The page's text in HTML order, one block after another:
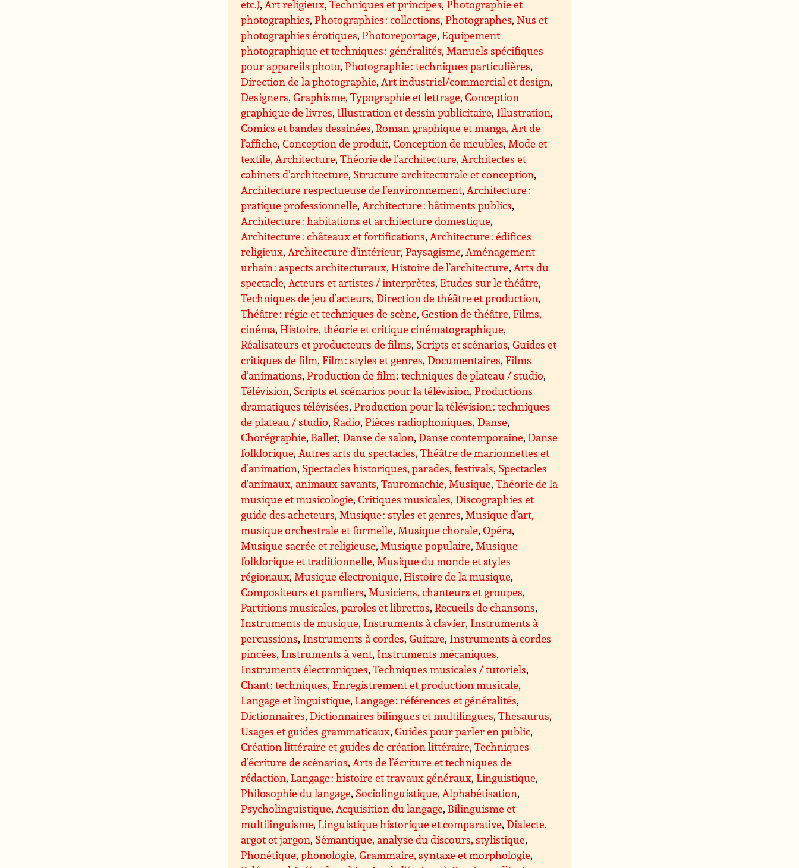
etc.),Art religieux,Techniques et principes,Photographie et
photographies,Photographies : collections,Photographes,Nus et
photographies érotiques,Photoreportage,Equipement
photographique et techniques : généralités,Manuels spécifiques
pour appareils photo,Photographie : techniques particulières,
Direction de la photographie,Art industriel/commercial et design,
Designers,Graphisme,Typographie et lettrage,Conception
graphique de livres, Illustration et dessin publicitaire, Illustration,
Comics et bandes dessinées,Roman graphique et manga,Art de
l’affiche,Conception de produit,Conception de meubles,Mode et
textile,Architecture,Théorie de l’architecture,Architectes et
cabinets d’architecture, Structure architecturale et conception,
Architecture respectueuse de l’environnement,Architecture :
pratique professionnelle,Architecture : bâtiments publics,
Architecture : habitations et architecture domestique,
Architecture : châteaux et fortifications,Architecture : édifices
religieux,Architecture d’intérieur,Paysagisme,Aménagement
urbain : aspects architecturaux,Histoire de l’architecture,Arts du
spectacle,Acteurs et artistes / interprètes,Etudes sur le théâtre,
Techniques de jeu d’acteurs,Direction de théâtre et production,
Théâtre : régie et techniques de scène,Gestion de théâtre,Films,
cinéma,Histoire, théorie et critique cinématographique,
Réalisateurs et producteurs de films, Scripts et scénarios,Guides et
critiques de film,Film : styles et genres,Documentaires,Films
d’animations,Production de film : techniques de plateau / studio,
Télévision, Scripts et scénarios pour la télévision,Productions
dramatiques télévisées,Production pour la télévision : techniques
de plateau / studio,Radio,Pièces radiophoniques,Danse,
Chorégraphie, Ballet,Danse de salon,Danse contemporaine,Danse
folklorique,Autres arts du spectacles,Théâtre de marionnettes et
d’animation, Spectacles historiques, parades, festivals, Spectacles
d’animaux, animaux savants,Tauromachie,Musique,Théorie de la
musique et musicologie,Critiques musicales,Discographies et
guide des acheteurs,Musique : styles et genres,Musique d’art,
musique orchestrale et formelle,Musique chorale,Opéra,
Musique sacrée et religieuse,Musique populaire,Musique
folklorique et traditionnelle,Musique du monde et styles
régionaux,Musique électronique,Histoire de la musique,
Compositeurs et paroliers,Musiciens, chanteurs et groupes,
Partitions musicales, paroles et librettos,Recueils de chansons,
Instruments de musique, Instruments à clavier, Instruments à
percussions, Instruments à cordes,Guitare, Instruments à cordes
pincées, Instruments à vent, Instruments mécaniques,
Instruments électroniques,Techniques musicales / tutoriels,
Chant : techniques,Enregistrement et production musicale,
Langage et linguistique,Langage : références et généralités,
Dictionnaires,Dictionnaires bilingues et multilingues,Thesaurus,
Usages et guides grammaticaux,Guides pour parler en public,
Création littéraire et guides de création littéraire,Techniques
d’écriture de scénarios,Arts de l’écriture et techniques de
rédaction,Langage : histoire et travaux généraux,Linguistique,
Philosophie du langage, Sociolinguistique,Alphabétisation,
Psycholinguistique,Acquisition du langage, Bilinguisme et
multilinguisme,Linguistique historique et comparative,Dialecte,
argot et jargon, Sémantique, analyse du discours, stylistique,
Phonétique, phonologie,Grammaire, syntaxe et morphologie,